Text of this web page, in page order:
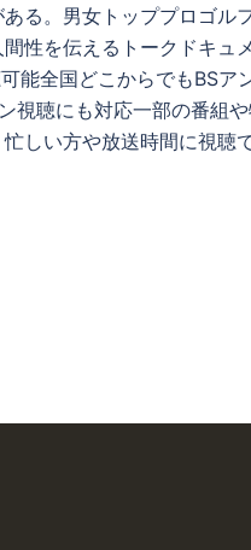
る。男女トッププロゴル
性を伝えるトークドキュ
能全国どこからでもBSア
視聴にも対応一部の番組
しい方や放送時間に視聴